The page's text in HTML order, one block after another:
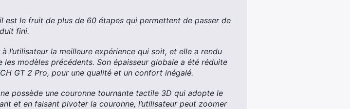
est le fruit de plus de 60 étapes qui permettent de passer de
fini.
l’utilisateur la meilleure expérience qui soit, et elle a rendu
modèles précédents. Son épaisseur globale a été réduite
GT 2 Pro, pour une qualité et un confort inégalé.
possède une couronne tournante tactile 3D qui adopte le
et en faisant pivoter la couronne, l’utilisateur peut zoomer